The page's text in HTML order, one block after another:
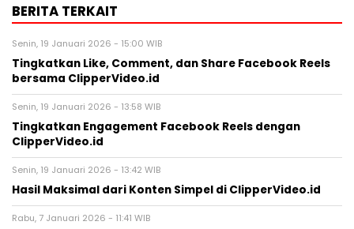
BERITA TERKAIT
Senin, 19 Januari 2026 - 15:00 WIB
Tingkatkan Like, Comment, dan Share Facebook Reels
bersama ClipperVideo.id
Senin, 19 Januari 2026 - 13:58 WIB
Tingkatkan Engagement Facebook Reels dengan
ClipperVideo.id
Senin, 19 Januari 2026 - 13:42 WIB
Hasil Maksimal dari Konten Simpel di ClipperVideo.id
Rabu, 7 Januari 2026 - 11:41 WIB